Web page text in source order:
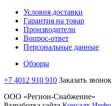
Условия доставки
Гарантия на товар
Производители
Вопрос-ответ
Персональные данные
Обзоры
+7 4012 910 910 Заказать звонок
ООО «Регион-Снабжение»